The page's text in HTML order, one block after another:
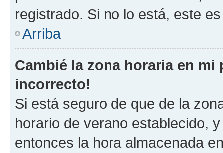
registrado. Si no lo está, este
Arriba
Cambié la zona horaria en
incorrecto!
Si está seguro de que de la
horario de verano establecido,
entonces la hora almacenada